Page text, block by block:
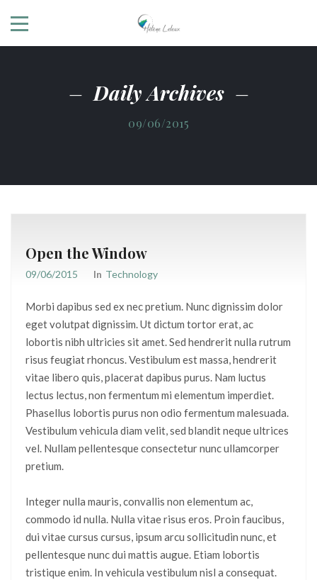
Daily Archives
09/06/2015
Open the Window
09/06/2015 In Technology
Morbi dapibus sed ex nec pretium. Nunc dignissim dolor
eget volutpat dignissim. Ut dictum tortor erat, ac
lobortis nibh ultricies sit amet. Sed hendrerit nulla rutrum
risus feugiat rhoncus. Vestibulum est massa, hendrerit
vitae libero quis, placerat dapibus purus. Nam luctus
lectus lectus, non fermentum mi elementum imperdiet.
Phasellus lobortis purus non odio fermentum malesuada.
Vestibulum vehicula diam velit, sed blandit neque ultrices
vel. Nullam pellentesque consectetur nunc ullamcorper
pretium.
Integer nulla mauris, convallis non elementum ac,
commodo id nulla. Nulla vitae risus eros. Proin faucibus,
dui vitae cursus cursus, ipsum arcu sollicitudin nunc, et
pellentesque nunc dui mattis augue. Etiam lobortis
tristique enim. In vehicula vestibulum nisl a consequat.